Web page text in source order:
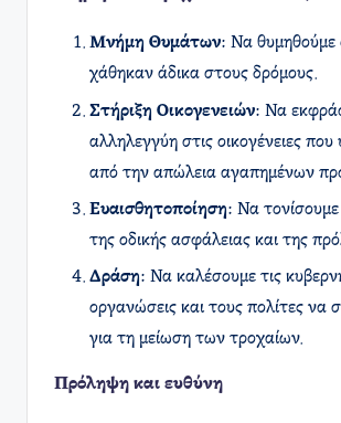
Μνήμη Θυμάτων: Να θυμηθούμε
χάθηκαν άδικα στους δρόμους.
Στήριξη Οικογενειών: Να
αλληλεγγύη στις οικογένειες
από την απώλεια αγαπημένων
Ευαισθητοποίηση: Να
της οδικής ασφάλειας και της
Δράση: Να καλέσουμε τις
οργανώσεις και τους πολίτες να
για τη μείωση των τροχαίων.
Πρόληψη και ευθύνη